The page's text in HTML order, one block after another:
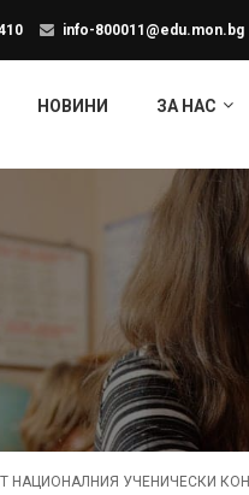
info-800011@edu.mon.bg
НОВИНИ ЗА НАС
НАЦИОНАЛНИЯ УЧЕНИЧЕСКИ